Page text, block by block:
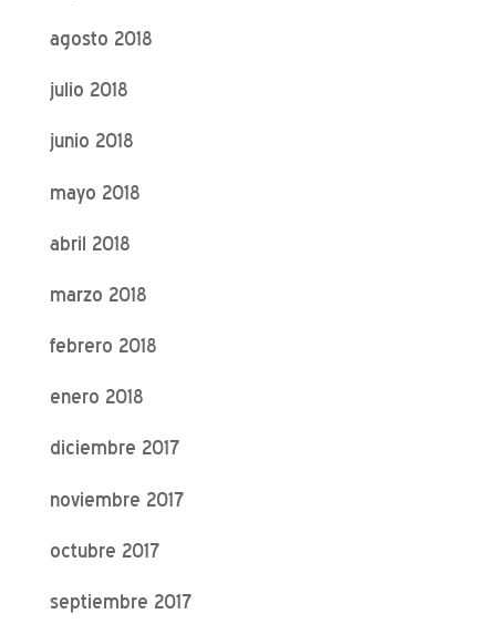
agosto 2018
julio 2018
junio 2018
mayo 2018
abril 2018
marzo 2018
febrero 2018
enero 2018
diciembre 2017
noviembre 2017
octubre 2017
septiembre 2017